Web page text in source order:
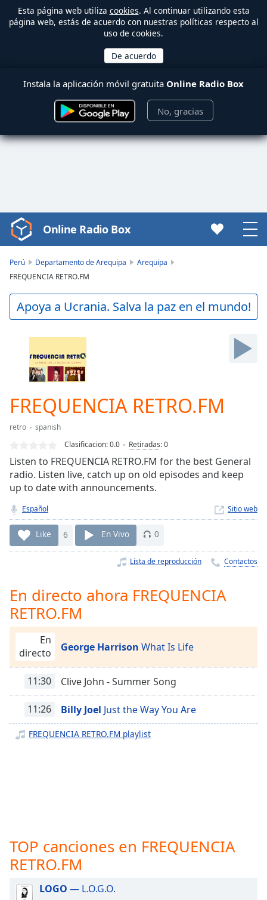
Esta página web utiliza cookies. Al continuar utilizando esta
página web, estás de acuerdo con nuestras políticas respecto al
uso de cookies.
Instala la aplicación móvil gratuita Online Radio Box
No, gracias
Video
Player
loading.
Video
Play
Forward
Current
Duration
Stream
TypeLIVE
Seek to
currently
behind
liveLIVE
Remaining
Time-
Playback
Rate
Chapters
Chapters
Descriptions
descriptions
off
selected
dialog
subtitles
off ,
Online Radio Box
Perú Departamento de Arequipa
Arequipa
FREQUENCIA RETRO.FM
Apoya a Ucrania. Salva la paz en el mundo!
FREQUENCIA RETRO.FM
retro
spanish
Clasificacion:0.0 Retiradas:0
Listen to FREQUENCIA RETRO.FM for the best General
radio. Listen live, catch up on old episodes and keep
up to date with announcements.
Español Sitio web
Like 6 En Vivo 0
Lista de reproducción Contactos
En directo ahora FREQUENCIA
RETRO.FM
En
directo
George Harrison What Is Life
11:30 Clive John - Summer Song
11:26 Billy Joel Just the Way You Are
FREQUENCIA RETRO.FM playlist
TOP canciones en FREQUENCIA
RETRO.FM
LOGO — L.O.G.O.